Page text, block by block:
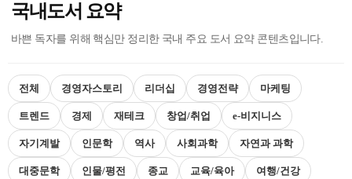
국내도서 요약
바쁜 독자를 위해 핵심만 정리한 국내 주요 도서 요약 콘텐츠입니다.
전체 경영자스토리 리더십 경영전략 마케팅
트렌드 경제 재테크 창업/취업 e-비지니스
자기계발 인문학 역사 사회과학 자연과 과학
대중문학 인물/평전 종교 교육/육아 여행/건강